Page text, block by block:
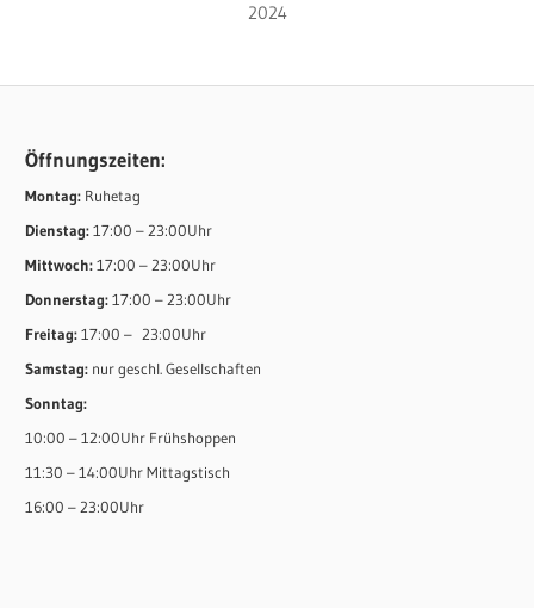
2024
Öffnungszeiten:
Montag: Ruhetag
Dienstag:17:00 – 23:00Uhr
Mittwoch:17:00 – 23:00Uhr
Donnerstag:17:00 – 23:00Uhr
Freitag:17:00 – 23:00Uhr
Samstag: nur geschl. Gesellschaften
Sonntag:
10:00 – 12:00Uhr Frühshoppen
11:30 – 14:00Uhr Mittagstisch
16:00 – 23:00Uhr